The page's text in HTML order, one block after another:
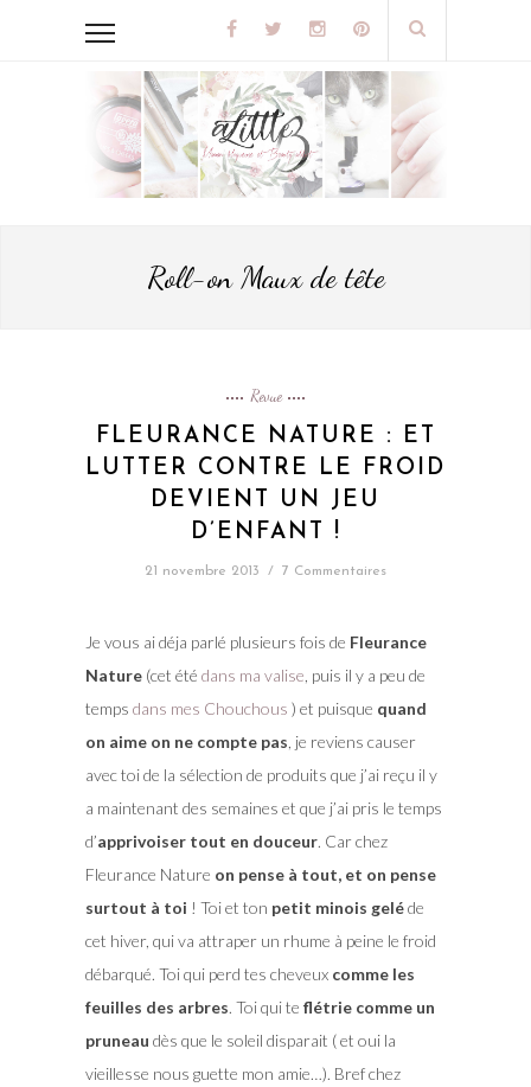
Roll-on Maux de tête
Revue
FLEURANCE NATURE : ET
LUTTER CONTRE LE FROID
DEVIENT UN JEU
D’ENFANT !
21 novembre 2013 / 7 Commentaires
Je vous ai déja parlé plusieurs fois de Fleurance
Nature(cet été dans ma valise, puis il y a peu de
temps dans mes Chouchous ) et puisque quand
on aime on ne compte pas, je reviens causer
avec toi de la sélection de produits que j’ai reçu il y
a maintenant des semaines et que j’ai pris le temps
d’apprivoiser tout en douceur. Car chez
Fleurance Nature on pense à tout, et on pense
surtout à toi ! Toi et ton petit minois geléde
cet hiver, qui va attraper un rhume à peine le froid
débarqué. Toi qui perd tes cheveux comme les
feuilles des arbres. Toi qui te flétrie comme un
pruneau dès que le soleil disparait ( et oui la
vieillesse nous guette mon amie…). Bref chez